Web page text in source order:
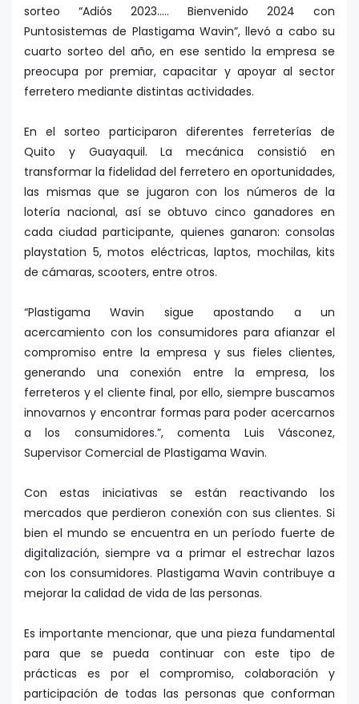
sorteo “Adiós 2023..... Bienvenido 2024 con
Puntosistemas de Plastigama Wavin”, llevó a cabo su
cuarto sorteo del año, en ese sentido la empresa se
preocupa por premiar, capacitar y apoyar al sector
ferretero mediante distintas actividades.
En el sorteo participaron diferentes ferreterías de
Quito y Guayaquil. La mecánica consistió en
transformar la fidelidad del ferretero en oportunidades,
las mismas que se jugaron con los números de la
lotería nacional, así se obtuvo cinco ganadores en
cada ciudad participante, quienes ganaron: consolas
playstation 5, motos eléctricas, laptos, mochilas, kits
de cámaras, scooters, entre otros.
“Plastigama Wavin sigue apostando a un
acercamiento con los consumidores para afianzar el
compromiso entre la empresa y sus fieles clientes,
generando una conexión entre la empresa, los
ferreteros y el cliente final, por ello, siempre buscamos
innovarnos y encontrar formas para poder acercarnos
a los consumidores.”, comenta Luis Vásconez,
Supervisor Comercial de Plastigama Wavin.
Con estas iniciativas se están reactivando los
mercados que perdieron conexión con sus clientes. Si
bien el mundo se encuentra en un período fuerte de
digitalización, siempre va a primar el estrechar lazos
con los consumidores. Plastigama Wavin contribuye a
mejorar la calidad de vida de las personas.
Es importante mencionar, que una pieza fundamental
para que se pueda continuar con este tipo de
prácticas es por el compromiso, colaboración y
participación de todas las personas que conforman